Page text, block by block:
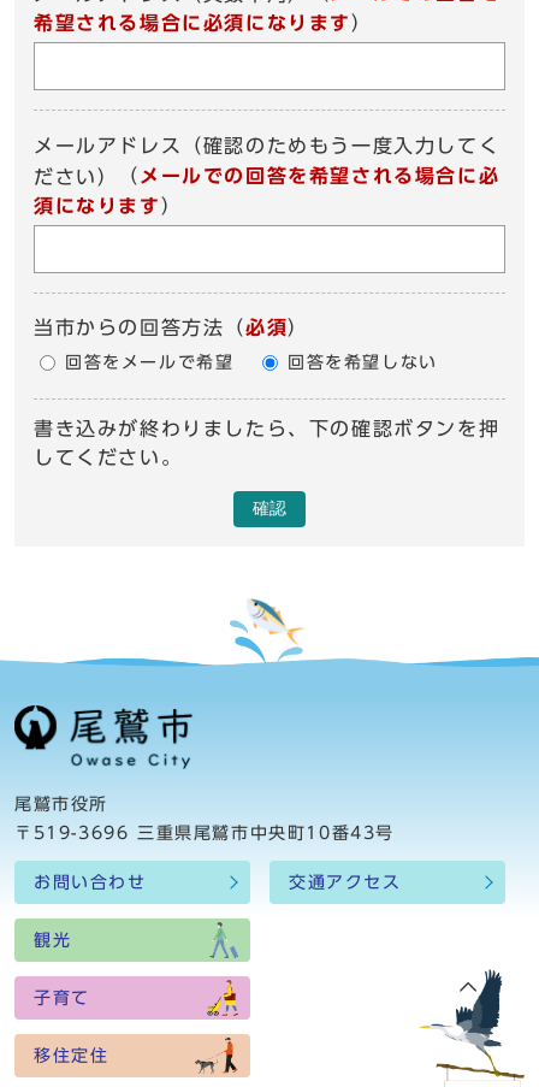
希望される場合に必須になります ）
メールアドレス（確認のためもう一度入力してく
ださい）
（ メールでの回答を希望される場合に必
須になります ）
当市からの回答方法 （必須）
回答をメールで希望 回答を希望しない
書き込みが終わりましたら、下の確認ボタンを押
してください。
確認
尾鷲市役所
〒519-3696 三重県尾鷲市中央町10番43号
お問い合わせ 交通アクセス
観光
子育て
移住定住